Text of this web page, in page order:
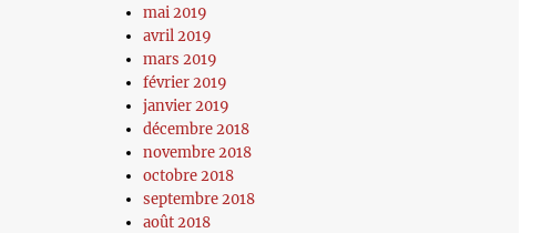
mai 2019
avril 2019
mars 2019
février 2019
janvier 2019
décembre 2018
novembre 2018
octobre 2018
septembre 2018
août 2018